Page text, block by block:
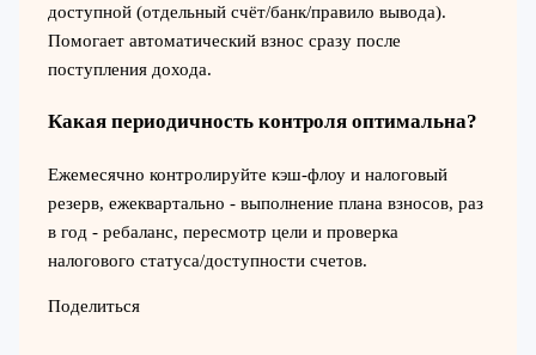
доступной (отдельный счёт/банк/правило вывода).
Помогает автоматический взнос сразу после
поступления дохода.
Какая периодичность контроля оптимальна?
Ежемесячно контролируйте кэш‑флоу и налоговый
резерв, ежеквартально - выполнение плана взносов, раз
в год - ребаланс, пересмотр цели и проверка
налогового статуса/доступности счетов.
Поделиться